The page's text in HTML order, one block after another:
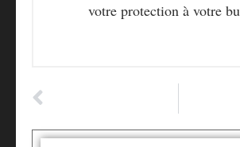
votre protection à votre